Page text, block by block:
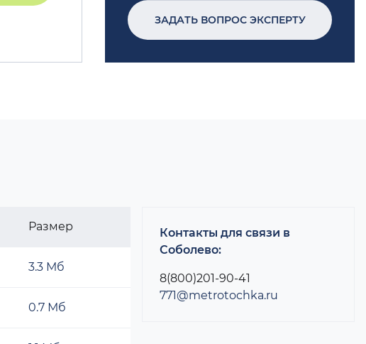
ЗАДАТЬ ВОПРОС ЭКСПЕРТУ
Размер
3.3 Мб
0.7 Мб
Контакты для связи в
Соболево:
8(800)201-90-41
771@metrotochka.ru